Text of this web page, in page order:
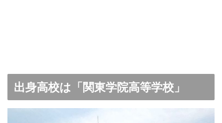
出身高校は「関東学院高等学校」